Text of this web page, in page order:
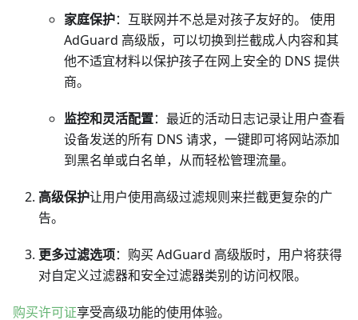
家庭保护：互联网并不总是对孩子友好的。 使用
AdGuard 高级版，可以切换到拦截成人内容和其
他不适宜材料以保护孩子在网上安全的 DNS 提供
商。
监控和灵活配置：最近的活动日志记录让用户查看
设备发送的所有 DNS 请求，一键即可将网站添加
到黑名单或白名单，从而轻松管理流量。
高级保护让用户使用高级过滤规则来拦截更复杂的广
告。
更多过滤选项：购买 AdGuard 高级版时，用户将获得
对自定义过滤器和安全过滤器类别的访问权限。
购买许可证享受高级功能的使用体验。